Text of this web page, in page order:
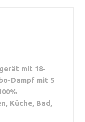
mit 18-
Dampf mit 5
Küche, Bad,